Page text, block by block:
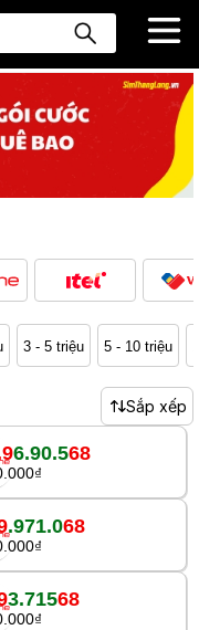
3 - 5 triệu 5 - 10 triệu
Sắp xếp
6.90.568
.971.068
3.71568